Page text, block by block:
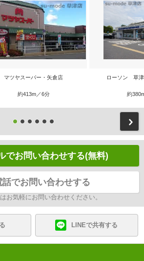
マツヤスーパー・矢倉店
約413m／6分
ローソン 草
約
でお問い合わせする(無料)
話でお問い合わせする
お気軽にお問い合わせください。
LINEで共有する